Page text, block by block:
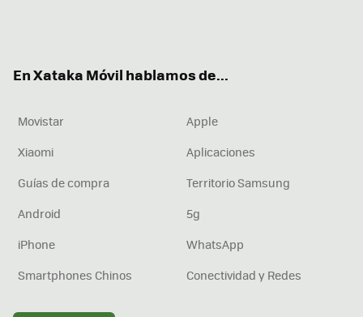
En Xataka Móvil hablamos de...
Movistar
Apple
Xiaomi
Aplicaciones
Guías de compra
Territorio Samsung
Android
5g
iPhone
WhatsApp
Smartphones Chinos
Conectividad y Redes